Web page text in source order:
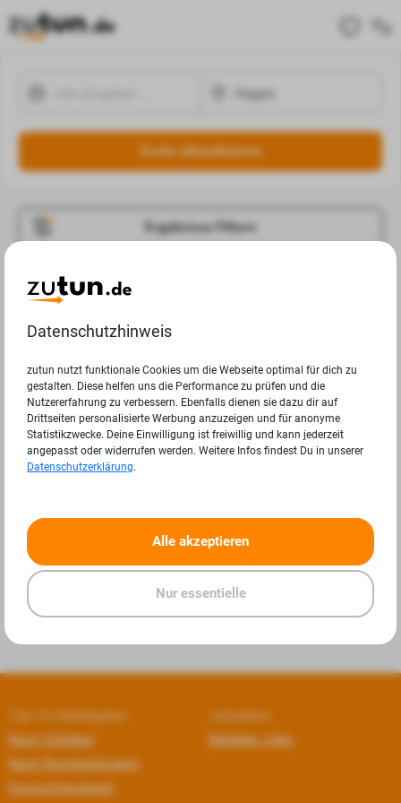
Suche aktualisieren
Ergebnisse Filtern
Jobangebote
Ergebnisse.
« »
Top 10 Arbeitgeber
Nach Städten
Nach Bundesländern
Deutschlandweit
Jobseiten
Beliebte Jobs
Datenschutzhinweis
zutun nutzt funktionale Cookies um die Webseite optimal für dich zu
gestalten. Diese helfen uns die Performance zu prüfen und die
Nutzererfahrung zu verbessern. Ebenfalls dienen sie dazu dir auf
Drittseiten personalisierte Werbung anzuzeigen und für anonyme
Statistikzwecke. Deine Einwilligung ist freiwillig und kann jederzeit
angepasst oder widerrufen werden. Weitere Infos findest Du in unserer
Datenschutzerklärung.
Alle akzeptieren
Nur essentielle